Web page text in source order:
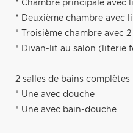
* Chambre principale avec
* Deuxième chambre avec
* Troisième chambre avec
* Divan-lit au salon (literie
2 salles de bains complètes
* Une avec douche
* Une avec bain-douche